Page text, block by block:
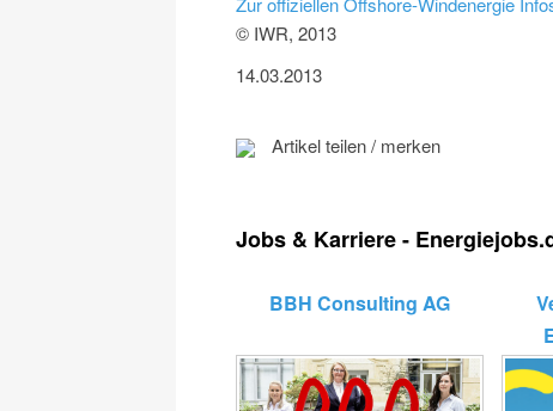
© IWR, 2013
14.03.2013
Artikel teilen / merken
Jobs & Karriere -
BBH Consulting AG